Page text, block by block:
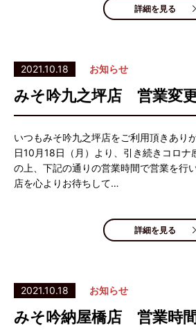
詳細を見る
2021.10.18 お知らせ
みそ吟九之坪店 営業変
いつもみそ吟九之坪店をご利用頂きあり
日10月18日（月）より、引き続きコロナ
の上、下記の通りの営業時間で営業を行
店を心よりお待ちして…
詳細を見る
2021.10.18 お知らせ
みそ吟納屋橋店 営業時